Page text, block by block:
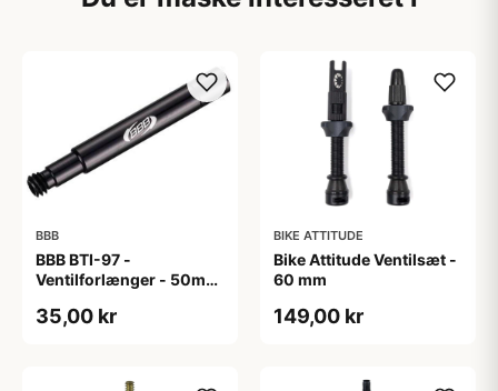
BBB
BBB BTI-97 -
Ventilforlænger - 50mm
35,00 kr
BIKE ATTITUDE
Bike Attitude Ventilsæt -
60 mm
149,00 kr